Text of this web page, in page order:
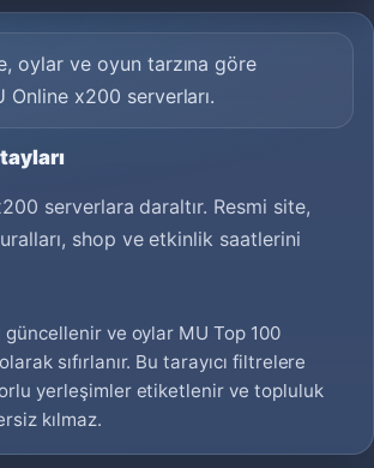
oylar ve oyun tarzına göre
Online x200 serverları.
serverlara daraltır. Resmi site,
shop ve etkinlik saatlerini
güncellenir ve oylar MU Top 100
sıfırlanır. Bu tarayıcı filtrelere
yerleşimler etiketlenir ve topluluk
kılmaz.